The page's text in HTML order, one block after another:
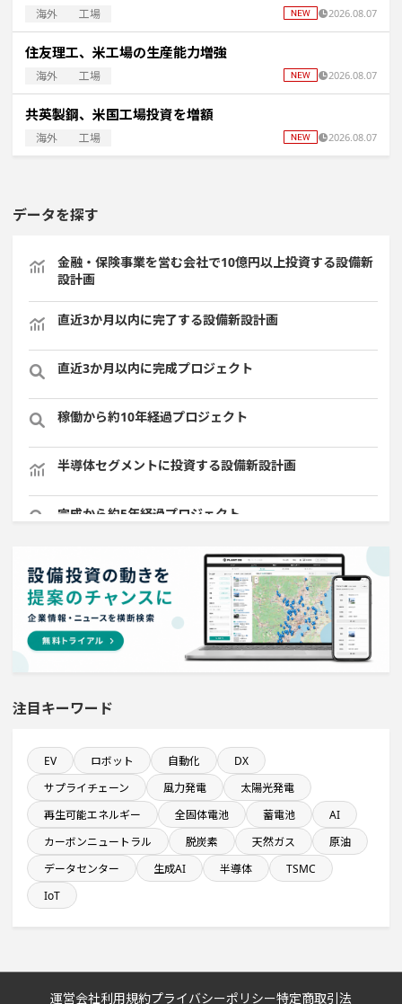
海外 工場 2026.08.07
住友理工、米工場の生産能力増強
海外 工場 2026.08.07
共英製鋼、米国工場投資を増額
海外 工場 2026.08.07
データを探す
金融・保険事業を営む会社で10億円以上投資する設備新
設計画
直近3か月以内に完了する設備新設計画
直近3か月以内に完成プロジェクト
稼働から約10年経過プロジェクト
半導体セグメントに投資する設備新設計画
完成から約5年経過プロジェクト
関東地方で投資額10億円以上プロジェクト
ホテル・宿泊事業を営む会社で10億円以上投資する設備
新設計画
従業員数100名以上プロジェクト
食品卸に関するプロジェクト
発電設備の導入を含む物流施設プロジェクト
既に100億円以上の支払いが終了した設備新設計画
直近3か月以内に着手する設備新設計画
注目キーワード
EV ロボット 自動化
DX
サプライチェーン
風力発電
太陽光発電
再生可能エネルギー
全固体電池 蓄電池
AI
カーボンニュートラル
脱炭素 天然ガス
原油
データセンター
生成AI 半導体
TSMC
IoT
運営会社利用規約プライバシーポリシー特定商取引法